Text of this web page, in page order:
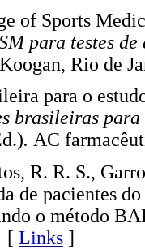
of Sports
para testes
Rio de
para o
brasileiras para
. AC
R. R. S.,
de pacientes
o método
[ Links ]